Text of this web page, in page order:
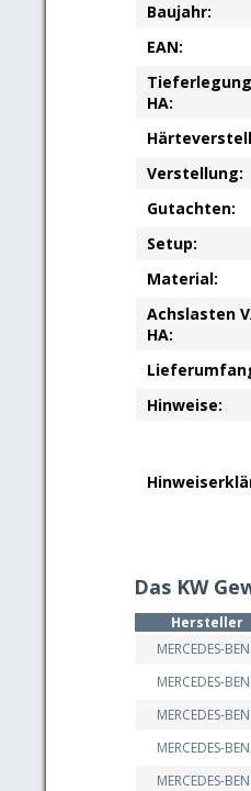
Baujahr:
EAN:
HA:
Verstellung:
Gutachten:
Setup:
Material:
Achslasten
HA:
Hinweise:
Das KW
Hersteller
MERCEDES-
MERCEDES-
MERCEDES-
MERCEDES-
MERCEDES-